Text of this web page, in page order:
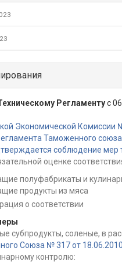
Регламентус
Экономической
Таможенного
соблюдение мер
оценке
полуфабрикаты и
продукты из мяса
о соответствии
субпродукты, соленые, в
Союза № 317 от 18.06.2010
контролю: